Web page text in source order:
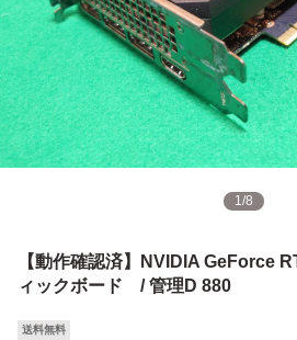
1/8
【動作確認済】NVIDIA GeForce
ィックボード / 管理D 880
送料無料